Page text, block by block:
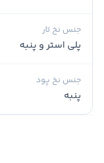
جنس نخ تار
پلی استر و پنبه
جنس نخ پود
پنبه